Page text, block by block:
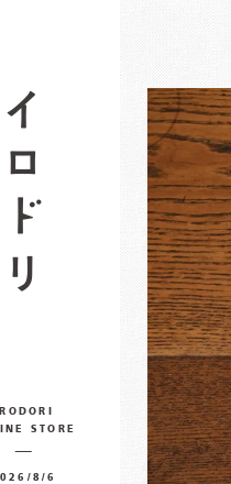
STORE
8/6